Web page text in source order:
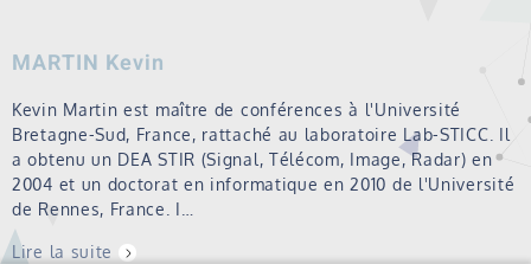
MARTIN Kevin
Kevin Martin est maître de conférences à l'Université
Bretagne-Sud, France, rattaché au laboratoire Lab-STICC. Il
a obtenu un DEA STIR (Signal, Télécom, Image, Radar) en
2004 et un doctorat en informatique en 2010 de l'Université
de Rennes, France. I…
Lire la suite